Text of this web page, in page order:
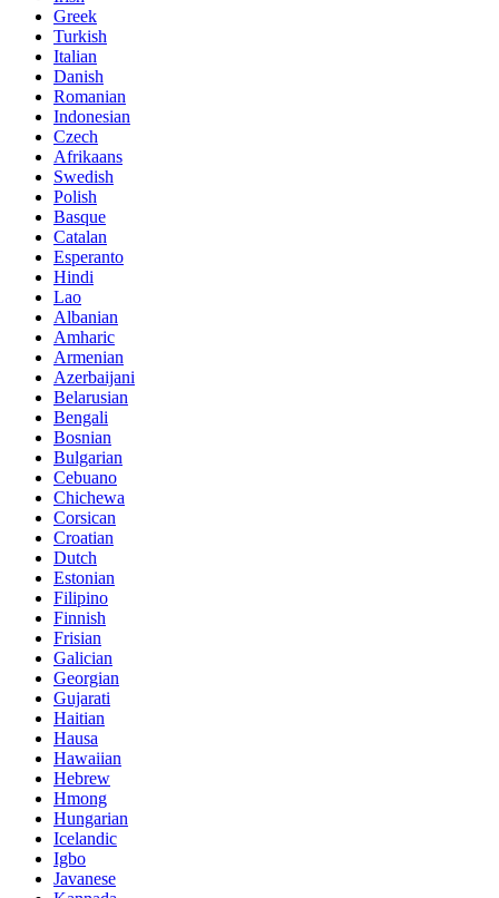
Greek
Turkish
Italian
Danish
Romanian
Indonesian
Czech
Afrikaans
Swedish
Polish
Basque
Catalan
Esperanto
Hindi
Lao
Albanian
Amharic
Armenian
Azerbaijani
Belarusian
Bengali
Bosnian
Bulgarian
Cebuano
Chichewa
Corsican
Croatian
Dutch
Estonian
Filipino
Finnish
Frisian
Galician
Georgian
Gujarati
Haitian
Hausa
Hawaiian
Hebrew
Hmong
Hungarian
Icelandic
Igbo
Javanese